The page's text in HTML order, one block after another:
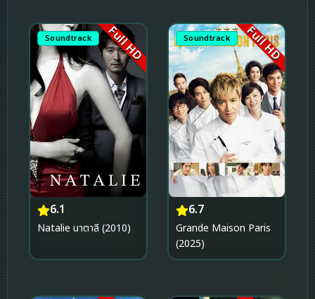
Soundtrack Full HD
6.1
Natalie นาตาลี (2010)
Soundtrack Full HD
6.7
Grande Maison Paris
(2025)